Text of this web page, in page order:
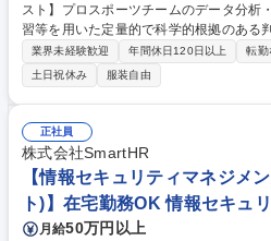
スト】プロスポーツチームのデータ分析・活用 仕事の内容 統
習等を用いた定量的で科学的根拠のある
主な役割となります。監督・コーチ・選
う、分析モデルの実装や自動化ツールの開発をお
術の立案支援】■試合シミュレーション
現場へのフィードバック■Hawk-Eye（
タを活用した選手パフォーマンスの定量
援の高度化】■アマチュア・プロ選手の
による、編成の意思決定支援■選手のス
（KPI）の策定と、それをモニタリングできる環境
タサイエンティスト】プロスポーツチー
業界未経験歓迎 年間休日120日以上 転勤
土日祝休み
服装自由
正社員
株式会社SmartHR
【情報セキュリティマネジメ
ト)】在宅勤務OK 情報セキュ
月給50万円以上